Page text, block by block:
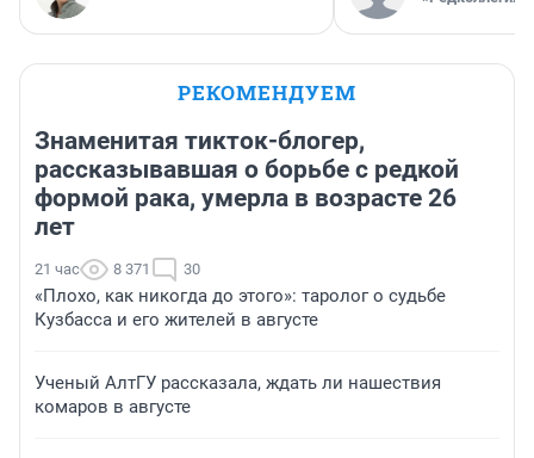
РЕКОМЕНДУЕМ
Знаменитая тикток-блогер,
рассказывавшая о борьбе с редкой
формой рака, умерла в возрасте 26
лет
21 час 8 371 30
«Плохо, как никогда до этого»: таролог о судьбе
Кузбасса и его жителей в августе
Ученый АлтГУ рассказала, ждать ли нашествия
комаров в августе